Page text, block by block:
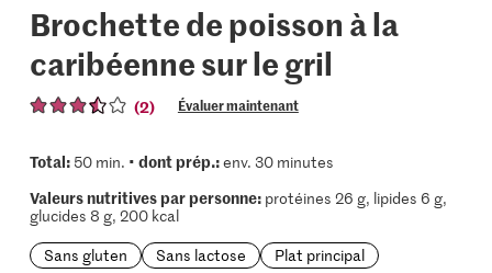
Brochette de poisson à la
caribéenne sur le gril
(2) Évaluer maintenant
Total:50 min. • dont prép.:env. 30 minutes
Valeurs nutritives par personne:protéines 26 g, lipides 6 g,
glucides 8 g, 200 kcal
Sans gluten
Sans lactose Plat principal